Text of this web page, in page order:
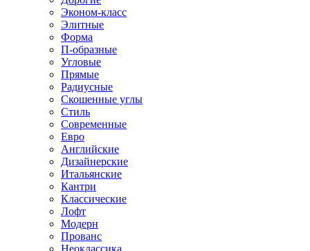
Эконом-класс
Элитные
Форма
П-образные
Угловые
Прямые
Радиусные
Скошенные углы
Стиль
Современные
Евро
Английские
Дизайнерские
Итальянские
Кантри
Классические
Лофт
Модерн
Прованс
Неоклассика